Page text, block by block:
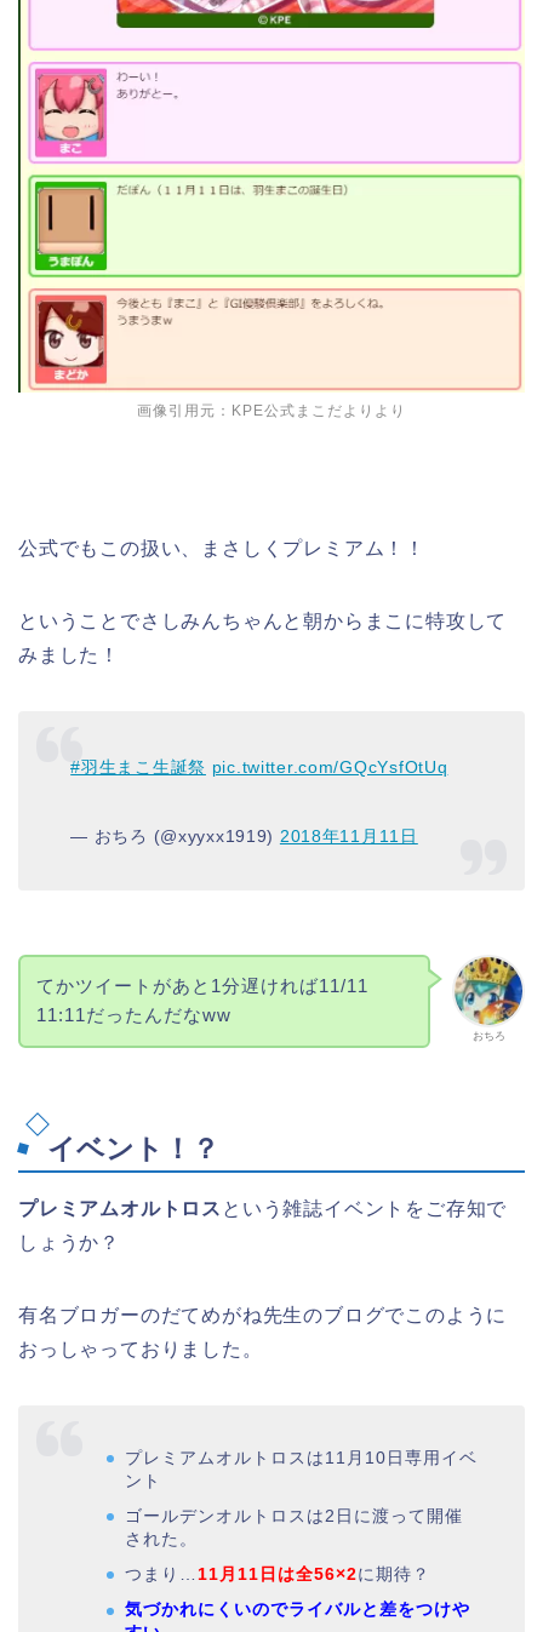
画像引用元： KPE公式まこだより より
公式でもこの扱い、まさしくプレミアム！！
ということでさしみんちゃんと朝からまこに特攻して
みました！
#羽生まこ生誕祭 pic.twitter.com/GQcYsfOtUq
— おちろ (@xyyxx1919) 2018年11月11日
おちろ
てかツイートがあと1分遅ければ11/11
11:11だったんだなww
イベント！？
プレミアムオルトロス という雑誌イベントをご存知で
しょうか？
有名ブロガーのだてめがね先生のブログでこのように
おっしゃっておりました。
プレミアムオルトロスは11月10日専用イベ
ント
ゴールデンオルトロスは2日に渡って開催
された。
つまり…11月11日は全56×2に期待？
気づかれにくいのでライバルと差をつけや